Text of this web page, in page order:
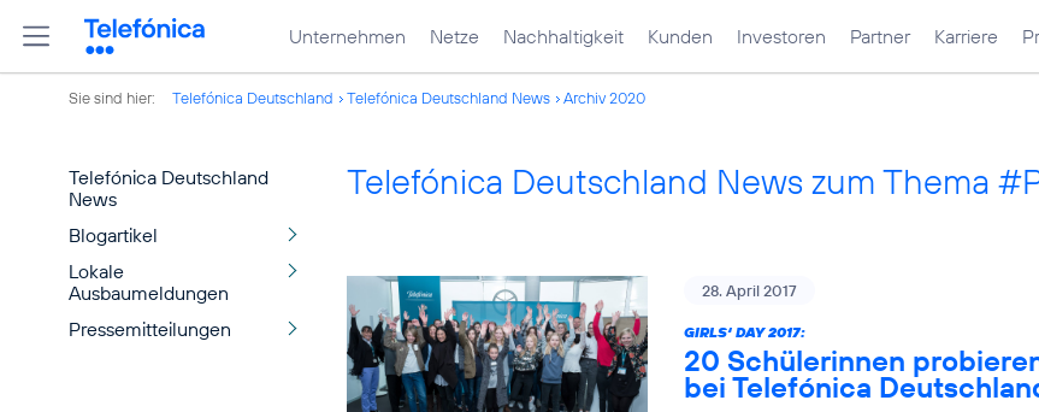
Unternehmen Netze Nachhaltigkeit Kunden Investoren Partner Karriere
Sie sind hier: Telefónica Deutschland Telefónica Deutschland News Archiv 2020
Telefónica Deutschland
News
Blogartikel
Lokale
Ausbaumeldungen
Pressemitteilungen
Telefónica Deutschland News zum Thema
28. April 2017
GIRLS‘ DAY 2017:
20 Schülerinnen
bei Telefónica